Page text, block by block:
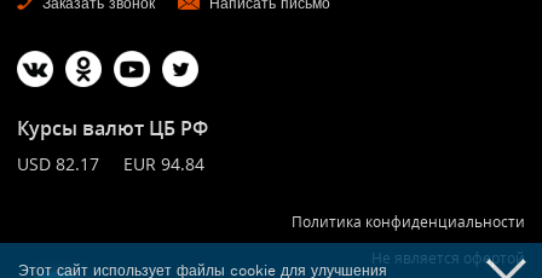
Заказать звонок Написать письмо
Курсы валют ЦБ РФ
USD 82.17 EUR 94.84
Политика конфиденциальности
Не является офертой
Этот сайт использует файлы cookie для улучшения